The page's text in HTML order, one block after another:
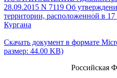
28.09.2015 N 7119 Об
территории, расположенной в
Кургана
Скачать документ в формате
размер: 44.00 KB)
Российская